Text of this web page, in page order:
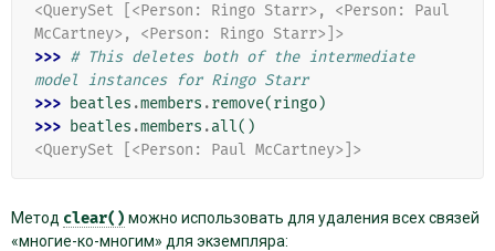
<QuerySet [<Person: Ringo Starr>, <Person: Paul
McCartney>, <Person: Ringo Starr>]>
>>> # This deletes both of the intermediate
model instances for Ringo Starr
>>> beatles .members .remove(ringo)
>>> beatles .members .all()
<QuerySet [<Person: Paul McCartney>]>
Метод clear() можно использовать для удаления всех связей
«многие-ко-многим» для экземпляра: